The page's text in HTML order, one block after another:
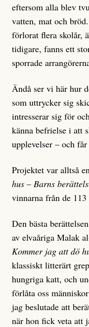
eftersom alla blev
vatten, mat och
förlorat flera skolår,
tidigare, fanns ett
sporrade
Ändå ser vi här hur
som uttrycker sig
intresserar sig för
känna befrielse i att
upplevelser – och
Projektet var alltså
hus – Barns
vinnarna från de
Den bästa
av elvaåriga Malak
Kommer jag att dö
klassiskt litterärt
hungriga katt, och
förlåta oss
jag beslutade att
när hon fick veta att